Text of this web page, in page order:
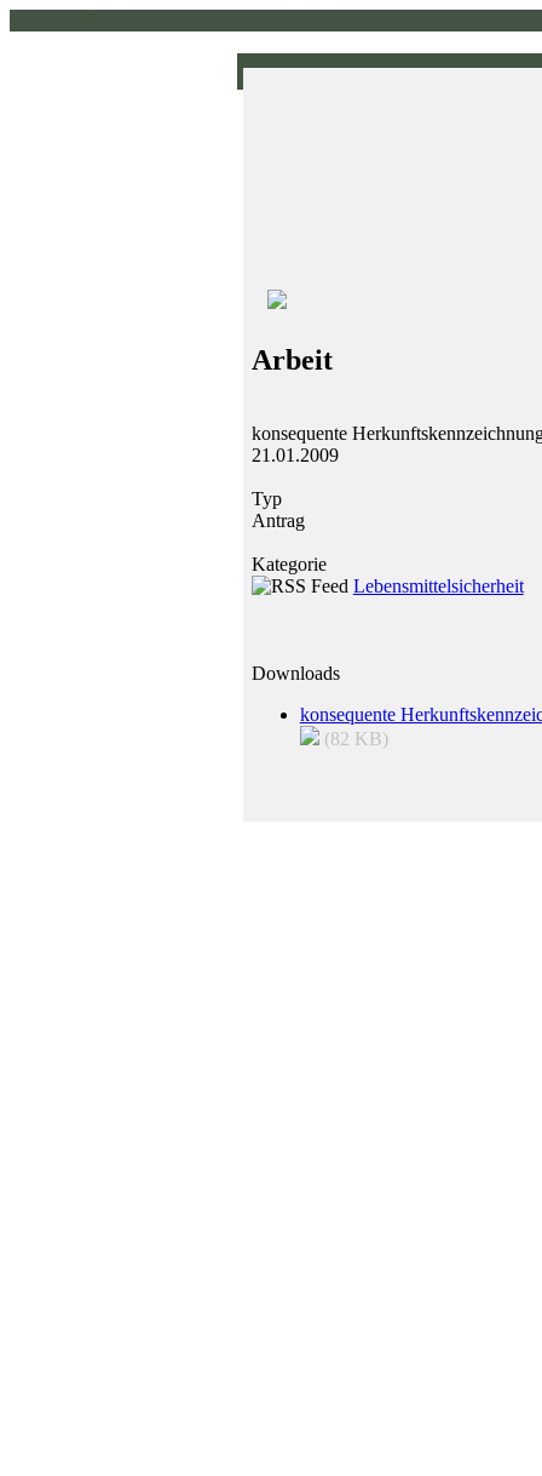
Arbeit
konsequente
21.01.2009
Typ
Antrag
Kategorie
Lebensmittelsicherheit
Downloads
konsequente
(82 KB)